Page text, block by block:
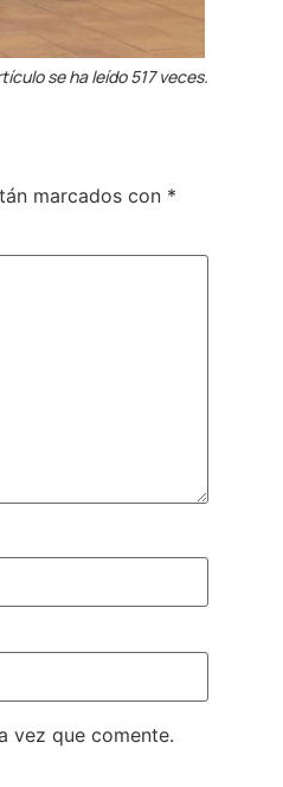
se ha leído 517 veces.
marcados con *
vez que comente.